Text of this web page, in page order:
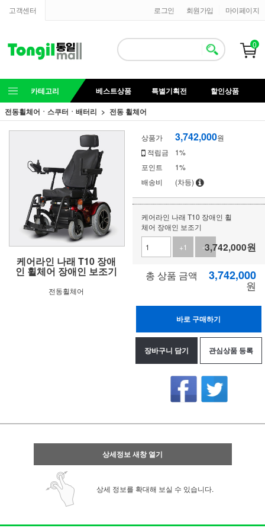
고객센터 마이페이지
회원가입
로그인
0
카테고리 베스트상품 특별기획전
할인상품
전동휠체어ㆍ스쿠터ㆍ배터리
전동 휠체어
케어라인 나래 T10 장애
인 휠체어 장애인 보조기
전동휠체어
상품가 3,742,000원
적립금
1%
포인트
1%
배송비
(차등)
케어라인 나래 T10 장애인 휠
체어 장애인 보조기
+1
-13,742,000원
총 상품 금액 3,742,000
원
바로 구매하기
장바구니 담기 관심상품 등록
상세정보 새창 열기
상세 정보를 확대해 보실 수 있습니다.